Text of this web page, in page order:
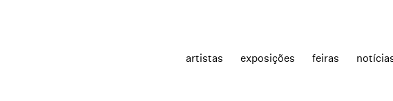
artistas exposições feiras